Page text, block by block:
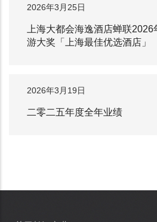
2026年3月25日
上海大都会海逸酒店蝉联
游大奖「上海最佳优选酒店」
2026年3月19日
二零二五年度全年业绩